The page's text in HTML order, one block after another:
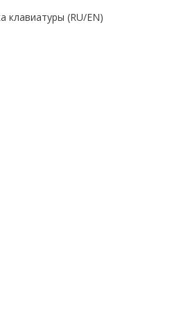
клавиатуры (RU/EN)